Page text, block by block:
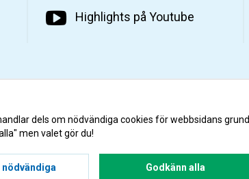
Highlights på Youtube
dels om nödvändiga cookies för webbsidans
men valet gör du!
nödvändiga Godkänn alla